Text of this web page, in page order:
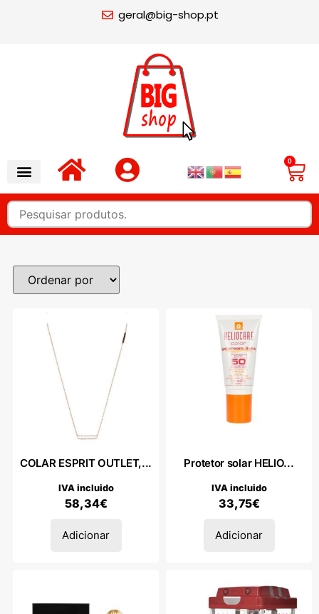
geral@big-shop.pt
0
COLAR ESPRIT OUTLET,...
58,34€
IVA incluido
Adicionar
Protetor solar HELIO...
33,75€
IVA incluido
Adicionar